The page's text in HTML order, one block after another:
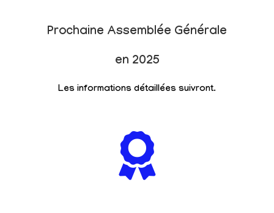
Prochaine Assemblée Générale
en 2025
Les informations détaillées suivront.